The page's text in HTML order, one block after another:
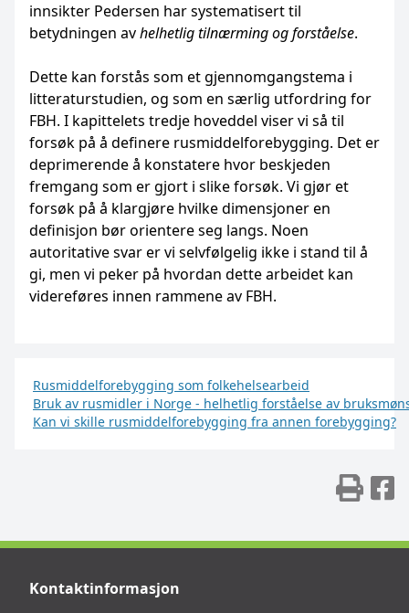
innsikter Pedersen har systematisert til
betydningen avhelhetlig tilnærming og forståelse.
Dette kan forstås som et gjennomgangstema i
litteraturstudien, og som en særlig utfordring for
FBH. I kapittelets tredje hoveddel viser vi så til
forsøk på å definere rusmiddelforebygging. Det er
deprimerende å konstatere hvor beskjeden
fremgang som er gjort i slike forsøk. Vi gjør et
forsøk på å klargjøre hvilke dimensjoner en
definisjon bør orientere seg langs. Noen
autoritative svar er vi selvfølgelig ikke i stand til å
gi, men vi peker på hvordan dette arbeidet kan
videreføres innen rammene av FBH.
Rusmiddelforebygging som folkehelsearbeid
Bruk av rusmidler i Norge - helhetlig forståelse av
Kan vi skille rusmiddelforebygging fra annen forebygging?
Kontaktinformasjon